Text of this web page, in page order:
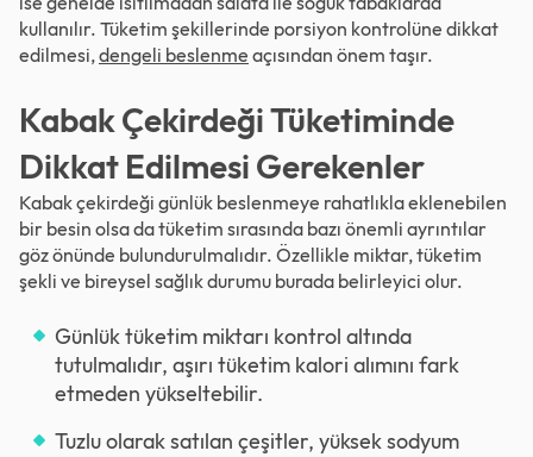
kullanılır. Tüketim şekillerinde porsiyon kontrolüne dikkat
edilmesi,dengeli beslenme açısından önem taşır.
Kabak Çekirdeği Tüketiminde
Dikkat Edilmesi Gerekenler
Kabak çekirdeği günlük beslenmeye rahatlıkla eklenebilen
bir besin olsa da tüketim sırasında bazı önemli ayrıntılar
göz önünde bulundurulmalıdır. Özellikle miktar, tüketim
şekli ve bireysel sağlık durumu burada belirleyici olur.
Günlük tüketim miktarı kontrol altında
tutulmalıdır, aşırı tüketim kalori alımını fark
etmeden yükseltebilir.
Tuzlu olarak satılan çeşitler, yüksek sodyum